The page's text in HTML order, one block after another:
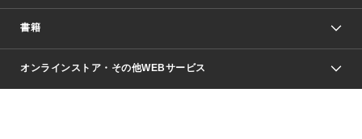
Vジャンプ
週刊ヤングジャンプ
Seventeen
芸能・情報・スポーツ
書籍
文芸・文庫・総合
オンラインストア・その他WEBサービス